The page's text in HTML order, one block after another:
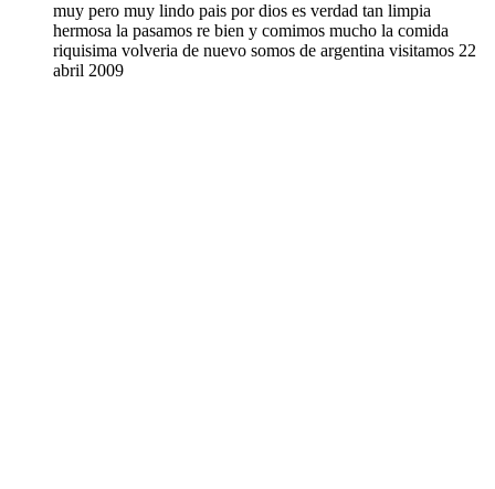
muy pero muy lindo pais por dios es verdad tan limpia
hermosa la pasamos re bien y comimos mucho la comida
riquisima volveria de nuevo somos de argentina visitamos 22
abril 2009